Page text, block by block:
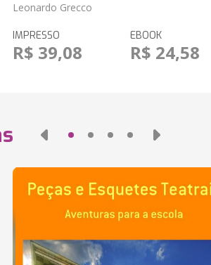
Leonardo Grecco
IMPRESSO
R$ 39,08
EBOOK
R$ 24,58